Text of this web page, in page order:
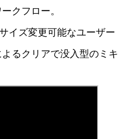
クフロー。
イズ変更可能なユーザー
るクリアで没入型のミキ